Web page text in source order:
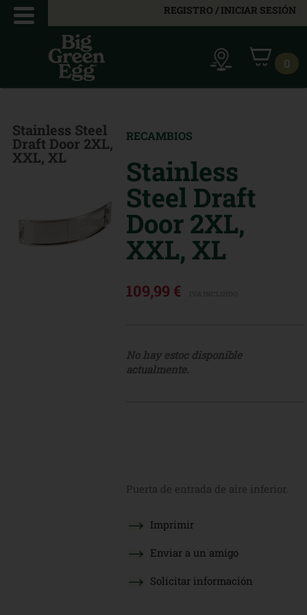
REGISTRO / INICIAR SESIÓN
0
Stainless Steel
Draft Door 2XL,
XXL, XL
RECAMBIOS
Stainless
Steel Draft
Door 2XL,
XXL, XL
109,99 €
No hay estoc disponible
actualmente.
Puerta de entrada de aire inferior.
Imprimir
Enviar a un amigo
Solicitar información